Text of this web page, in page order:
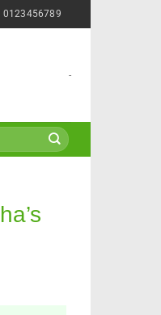
0123456789
-